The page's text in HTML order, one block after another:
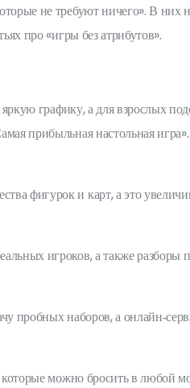
не требуют ничего». В
про «игры без атрибутов».
графику, а для взрослых
прибыльная настольная
фигурок и карт, а это
игроков, а также разборы
пробных наборов, а
можно бросить в любой